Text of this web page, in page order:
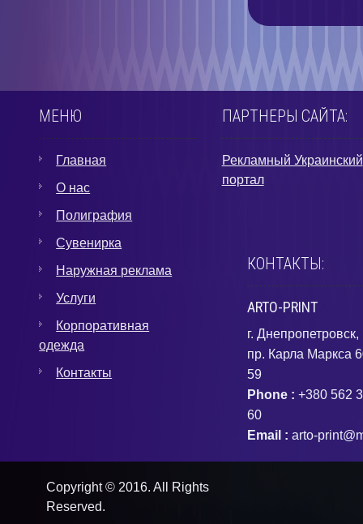
МЕНЮ
Главная
О нас
Полиграфия
Сувенирка
Наружная реклама
Услуги
Корпоративная
одежда
Контакты
ПАРТНЕРЫ САЙТА:
Рекламный Украинский
портал
КОНТАКТЫ:
ARTO-PRINT
г. Днепропетровск,
пр. Карла Маркса
59
Phone : +380 562
60
Email : arto-
Copyright © 2016. All Rights
Reserved.